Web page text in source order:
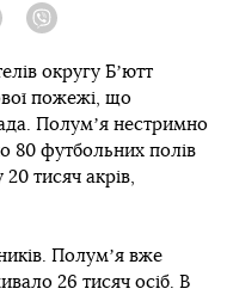
Telegram
округу Бʼютт
пожежі, що
Полумʼя нестримно
80 футбольних полів
тисяч акрів,
Полумʼя вже
26 тисяч осіб. В